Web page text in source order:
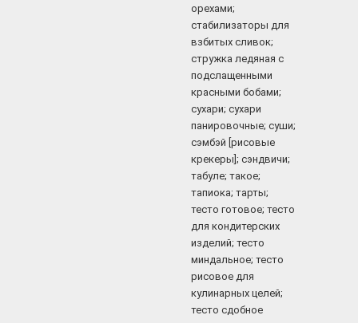
орехами;
стабилизаторы для
взбитых сливок;
стружка ледяная с
подслащенными
красными бобами;
сухари; сухари
панировочные; суши;
сэмбэй [рисовые
крекеры]; сэндвичи;
табуле; такое;
тапиока; тарты;
тесто готовое; тесто
для кондитерских
изделий; тесто
миндальное; тесто
рисовое для
кулинарных целей;
тесто сдобное